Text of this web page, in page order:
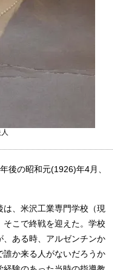
後の昭和元(1926)年4月、
、米沢工業専門学校（現
こで終戦を迎えた。学校
、ある時、アルゼンチンか
誰か来る人がないだろうか